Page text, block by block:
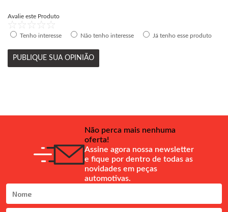
Avalie este Produto
Tenho interesse Não tenho interesse Já tenho esse produto
PUBLIQUE SUA OPINIÃO
Não perca mais nenhuma
oferta!
Assine agora nossa newsletter
e fique por dentro de todas as
novidades em peças
automotivas.